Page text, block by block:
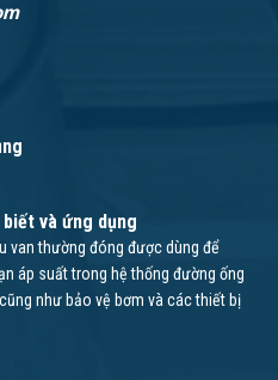
và ứng dụng
van thường đóng được dùng để
áp suất trong hệ thống đường ống
như bảo vệ bơm và các thiết bị